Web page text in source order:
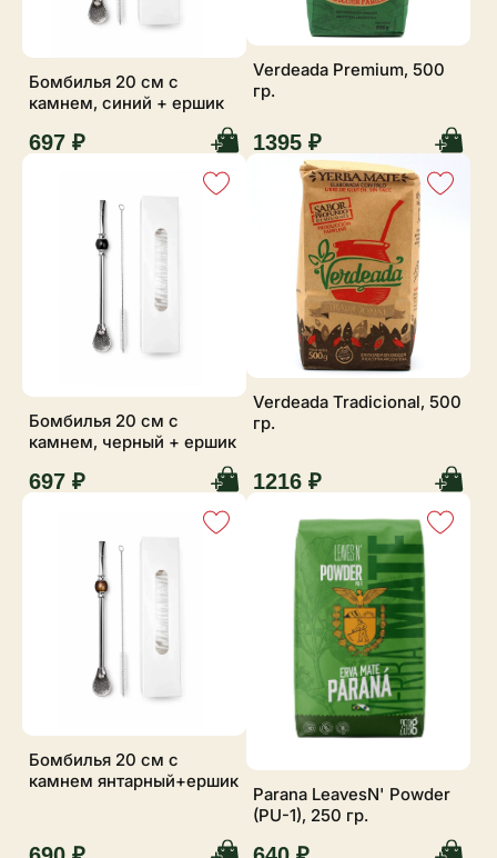
Бомбилья 20 см с
камнем, синий + ершик
697 ₽
Verdeada Premium, 500
гр.
1395 ₽
Бомбилья 20 см с
камнем, черный + ершик
697 ₽
Verdeada Tradicional, 500
гр.
1216 ₽
Бомбилья 20 см с
камнем янтарный+ершик
Parana LeavesN' Powder
(PU-1), 250 гр.